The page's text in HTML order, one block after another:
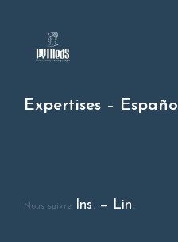
Expertises – Español
Nous suivre Ins. Lin.